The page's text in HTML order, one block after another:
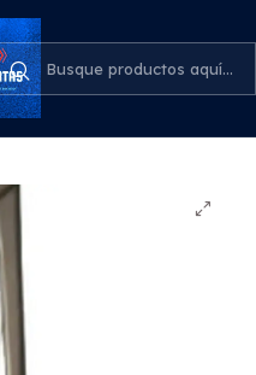
país
13cm Acero Inox